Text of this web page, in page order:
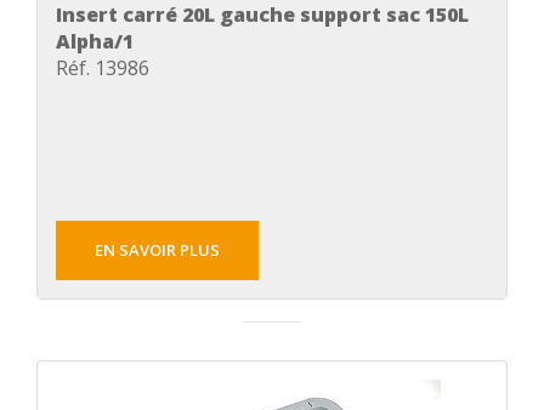
Insert carré 20L gauche support sac 150L
Alpha/1
Réf. 13986
EN SAVOIR PLUS